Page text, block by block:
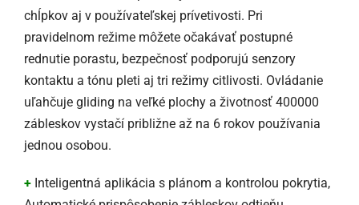
chĺpkov aj v používateľskej prívetivosti. Pri
pravidelnom režime môžete očakávať postupné
rednutie porastu, bezpečnosť podporujú senzory
kontaktu a tónu pleti aj tri režimy citlivosti. Ovládanie
uľahčuje gliding na veľké plochy a životnosť 400000
zábleskov vystačí približne až na 6 rokov používania
jednou osobou.
+ Inteligentná aplikácia s plánom a kontrolou pokrytia,